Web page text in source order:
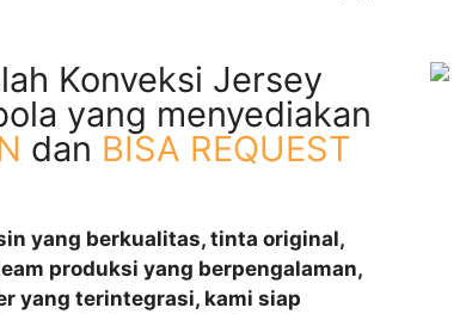
Konveksi Jersey
yang menyediakan
dan BISA REQUEST
yang berkualitas, tinta original,
produksi yang berpengalaman,
yang terintegrasi, kami siap